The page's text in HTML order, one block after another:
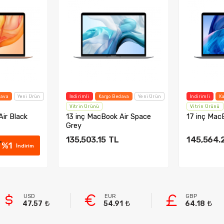
Yeni Ürün
Black
%1 İndirim
İndirimli Kargo Bedava
Yeni Ürün
Vitrin Ürünü
13 inç MacBook Air Space
Grey
135,503.15 TL
İndirimli
Vitrin Ürünü
17 inç
USD
47.57
EUR
54.91
GBP
64.18